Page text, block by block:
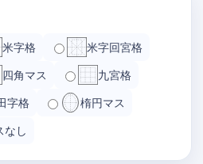
米字格 米字回宮格
四角マス 九宮格
字格 楕円マス
なし